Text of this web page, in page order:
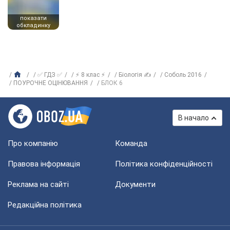
показати
обкладинку
✅ ГДЗ ✅ ⚡ 8 клас ⚡ Біологія ✍
Соболь 2016
ПОУРОЧНЕ ОЦІНЮВАННЯ
БЛОК 6
В начало
Про компанію Команда
Правова інформація Політика конфіденційності
Реклама на сайті Документи
Редакційна політика